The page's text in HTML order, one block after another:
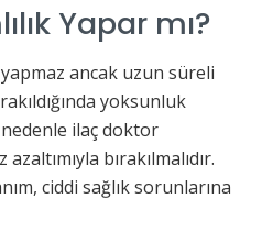
Yapar mı?
yapmaz ancak uzun süreli
yoksunluk
ilaç doktor
bırakılmalıdır.
ciddi sağlık sorunlarına